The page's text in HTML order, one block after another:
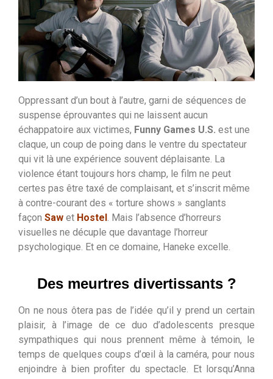
Oppressant d’un bout à l’autre, garni de séquences de
suspense éprouvantes qui ne laissent aucun
échappatoire aux victimes, Funny Games U.S. est une
claque, un coup de poing dans le ventre du spectateur
qui vit là une expérience souvent déplaisante. La
violence étant toujours hors champ, le film ne peut
certes pas être taxé de complaisant, et s’inscrit même
à contre-courant des « torture shows » sanglants
façon Saw et Hostel . Mais l’absence d’horreurs
visuelles ne décuple que davantage l’horreur
psychologique. Et en ce domaine, Haneke excelle.
Des meurtres divertissants ?
On ne nous ôtera pas de l’idée qu’il y prend un certain
plaisir, à l’image de ce duo d’adolescents presque
sympathiques qui nous prennent même à témoin, le
temps de quelques coups d’œil à la caméra, pour nous
enjoindre à bien profiter du spectacle. Et lorsqu’Anna